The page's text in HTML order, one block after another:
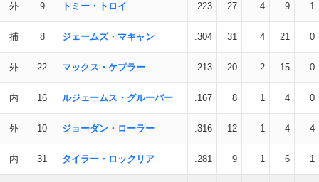
外 9 トミー・トロイ .223 27 4 9 1
捕 8 ジェームズ・マキャン .304 31 4 21 0
外 22 マックス・ケプラー .213 20 2 15 0
内 16 ルジェームス・グルーバー .167 8 1 4 0
外 10 ジョーダン・ローラー .316 12 1 4 4
内 31 タイラー・ロックリア .281 9 1 6 1